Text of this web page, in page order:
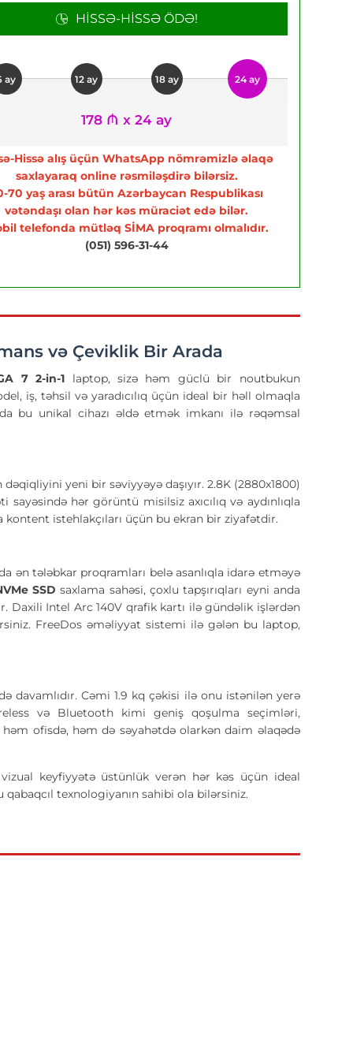
HISSƏ-HISSƏ ÖDƏ!
ay 12 ay 18 ay 24 ay
178 ₼ x 24 ay
Hissə alış üçün WhatsApp nömrəmizlə əlaqə
saxlayaraq online rəsmiləşdirə bilərsiz.
70 yaş arası bütün Azərbaycan Respublikası
vətəndaşı olan hər kəs müraciət edə bilər.
telefonda mütləq SİMA proqramı olmalıdır.
(051) 596-31-44
və Çeviklik Bir Arada
7 2-in-1 laptop, sizə həm güclü bir noutbukun
iş, təhsil və yaradıcılıq üçün ideal bir həll olmaqla
bu unikal cihazı əldə etmək imkanı ilə rəqəmsal
dəqiqliyini yeni bir səviyyəyə daşıyır. 2.8K (2880x1800)
hər görüntü misilsiz axıcılıq və aydınlıqla
istehlakçıları üçün bu ekran bir ziyafətdir.
ən tələbkar proqramları belə asanlıqla idarə etməyə
SSD saxlama sahəsi, çoxlu tapşırıqları eyni anda
Daxili Intel Arc 140V qrafik kartı ilə gündəlik işlərdən
FreeDos əməliyyat sistemi ilə gələn bu laptop,
davamlıdır. Cəmi 1.9 kq çəkisi ilə onu istənilən yerə
və Bluetooth kimi geniş qoşulma seçimləri,
həm ofisdə, həm də səyahətdə olarkən daim əlaqədə
keyfiyyətə üstünlük verən hər kəs üçün ideal
texnologiyanın sahibi ola bilərsiniz.